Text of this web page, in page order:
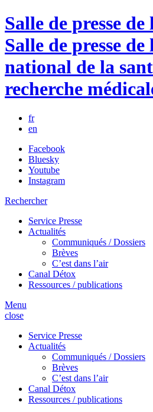
Salle de presse
Salle de presse
national de la
recherche
fr
en
Facebook
Bluesky
Youtube
Instagram
Rechercher
Service Presse
Actualités
Communiqués / Dossiers
Brèves
C’est dans l’air
Canal Détox
Ressources / publications
Menu
close
Service Presse
Actualités
Communiqués / Dossiers
Brèves
C’est dans l’air
Canal Détox
Ressources / publications